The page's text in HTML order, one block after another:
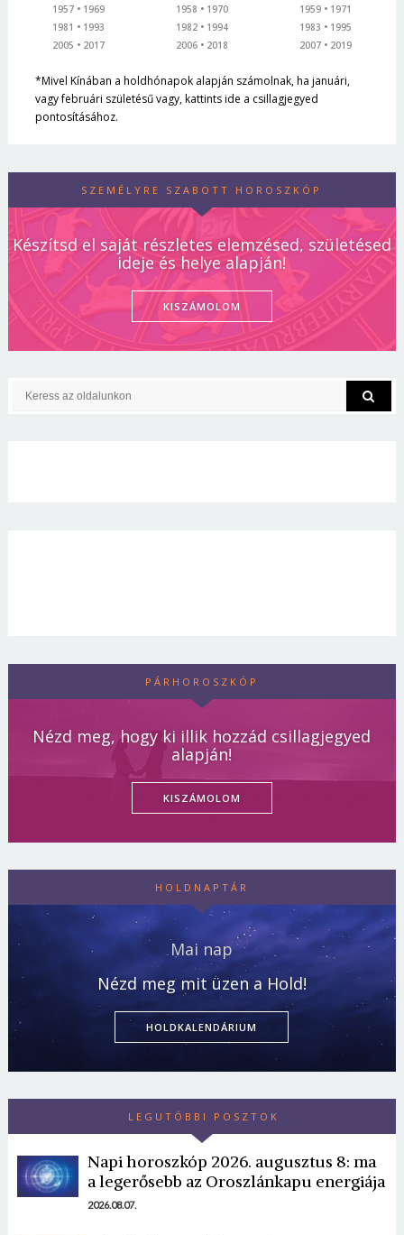
1957
1969
1981
1993
2005
2017
1958
1970
1982
1994
2006
2018
1959
1971
1983
1995
2007
2019
*Mivel Kínában a holdhónapok alapján számolnak, ha januári,
vagy februári születésű vagy, kattints ide a csillagjegyed
pontosításához.
SZEMÉLYRE SZABOTT HOROSZKÓP
Készítsd el saját részletes elemzésed, születésed
ideje és helye alapján!
KISZÁMOLOM
PÁRHOROSZKÓP
Nézd meg, hogy ki illik hozzád csillagjegyed
alapján!
KISZÁMOLOM
HOLDNAPTÁR
Mai nap
Nézd meg mit üzen a Hold!
HOLDKALENDÁRIUM
LEGUTÓBBI POSZTOK
Napi horoszkóp 2026. augusztus 8: ma
a legerősebb az Oroszlánkapu energiája
2026.08.07.